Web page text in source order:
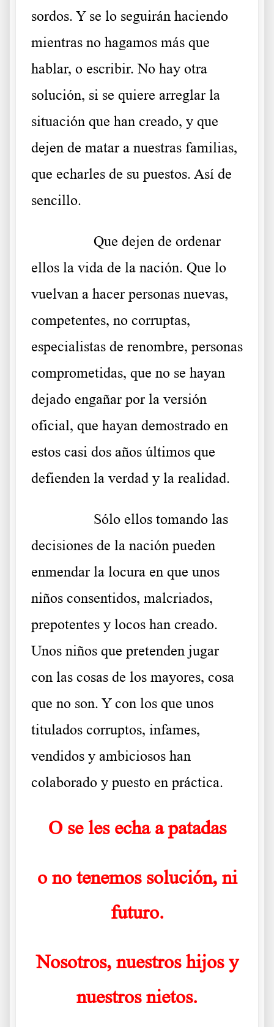
sordos. Y se lo seguirán haciendo
mientras no hagamos más que
hablar, o escribir. No hay otra
solución, si se quiere arreglar la
situación que han creado, y que
dejen de matar a nuestras familias,
que echarles de su puestos. Así de
sencillo.
Que dejen de ordenar
ellos la vida de la nación. Que lo
vuelvan a hacer personas nuevas,
competentes, no corruptas,
especialistas de renombre, personas
comprometidas, que no se hayan
dejado engañar por la versión
oficial, que hayan demostrado en
estos casi dos años últimos que
defienden la verdad y la realidad.
Sólo ellos tomando las
decisiones de la nación pueden
enmendar la locura en que unos
niños consentidos, malcriados,
prepotentes y locos han creado.
Unos niños que pretenden jugar
con las cosas de los mayores, cosa
que no son. Y con los que unos
titulados corruptos, infames,
vendidos y ambiciosos han
colaborado y puesto en práctica.
O se les echa a patadas
o no tenemos solución, ni
futuro.
Nosotros, nuestros hijos y
nuestros nietos.